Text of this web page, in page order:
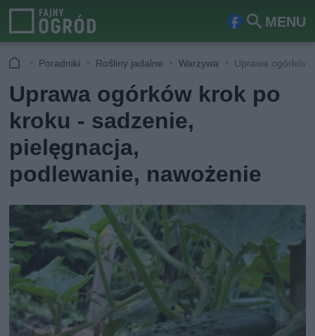
MENU
Fa
ook
Szu
Poradniki Rośliny jadalne Warzywa Uprawa
Uprawa ogórków krok po
kroku - sadzenie,
pielęgnacja,
podlewanie, nawożenie